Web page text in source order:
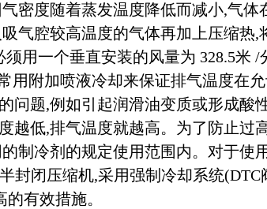
密度随着蒸发温度降低而减小,气体
气腔较高温度的气体再加上压缩热,
用一个垂直安装的风量为 328.5米 /
用附加喷液冷却来保证排气温度在
问题,例如引起润滑油变质或形成酸
越低,排气温度就越高。为了防止过
制冷剂的规定使用范围内。对于使
封闭压缩机,采用强制冷却系统(DTC
有效措施。